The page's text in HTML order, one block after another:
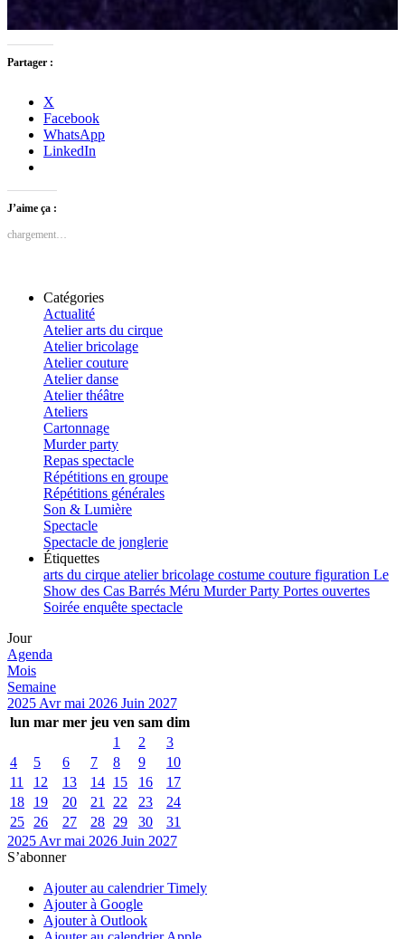
Partager :
X
Facebook
WhatsApp
LinkedIn
J’aime ça :
chargement…
Catégories
Actualité
Atelier arts du cirque
Atelier bricolage
Atelier couture
Atelier danse
Atelier théâtre
Ateliers
Cartonnage
Murder party
Repas spectacle
Répétitions en groupe
Répétitions générales
Son & Lumière
Spectacle
Spectacle de jonglerie
Étiquettes
arts du cirque atelierbricolage costume couture figuration Le
Show des Cas Barrés Méru Murder Party Portes ouvertes
Soirée enquête spectacle
Jour
Agenda
Mois
Semaine
2025 Avrmai 2026 Juin 2027
lun mar mer jeu ven sam dim
1
2
3
4
5 6 7 8 9
10
11
12 13 14 15 16
17
18
19 20 21 22 23
24
25
26 27 28 29 30
31
2025 Avrmai 2026 Juin 2027
S’abonner
Ajouter au calendrier Timely
Ajouter à Google
Ajouter à Outlook